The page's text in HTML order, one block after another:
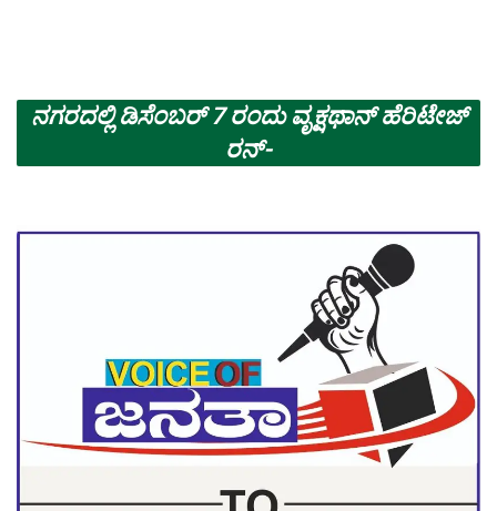
ನಗರದಲ್ಲಿ ಡಿಸೆಂಬರ್ 7 ರಂದು ವೃಕ್ಷಥಾನ್ ಹೆರಿಟೇಜ್
ರನ್-